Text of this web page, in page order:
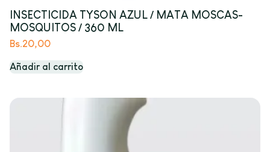
INSECTICIDA TYSON AZUL / MATA MOSCAS-
MOSQUITOS / 360 ML
Bs.20,00
Añadir al carrito